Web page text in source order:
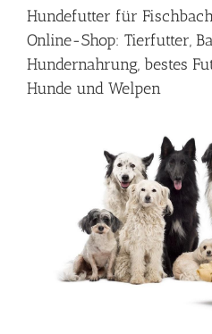
Hundefutter für
Online-Shop: Tierfutter,
Hundernahrung, bestes
Hunde und Welpen